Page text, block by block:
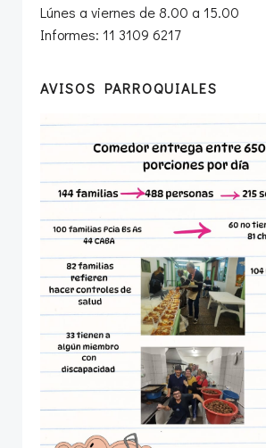
Lúnes a viernes de 8.00 a 15.00
Informes: 11 3109 6217
AVISOS PARROQUIALES